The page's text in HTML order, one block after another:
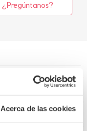
Acerca de las cookies
¿Pregúntanos?